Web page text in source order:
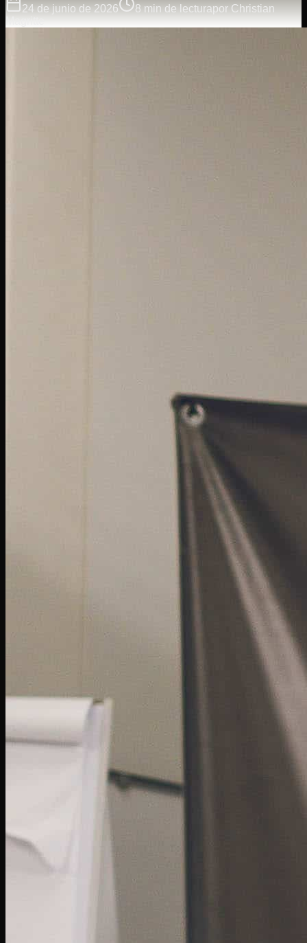
24 de junio de 2026 8 min de lecturapor Christian